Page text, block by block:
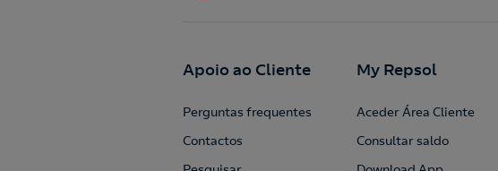
Apoio ao Cliente
Perguntas frequentes
Contactos
My Repsol
Aceder Área Cliente
Consultar saldo